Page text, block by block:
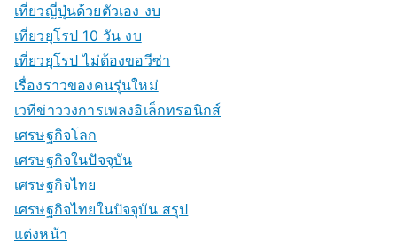
เที่ยวญี่ปุ่นด้วยตัวเอง งบ
เที่ยวยุโรป 10 วัน งบ
เที่ยวยุโรป ไม่ต้องขอวีซ่า
เรื่องราวของคนรุ่นใหม่
เวทีข่าววงการเพลงอิเล็กทรอนิกส์
เศรษฐกิจโลก
เศรษฐกิจในปัจจุบัน
เศรษฐกิจไทย
เศรษฐกิจไทยในปัจจุบัน สรุป
แต่งหน้า